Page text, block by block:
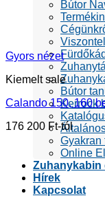
Bútor
Bútor
Kerrock
Gyakran
Online
Zuhanykabin
Hírek
Kapcsolat
Gyors nézet
Kiemelt sale
Calando 150, 160
176 200 Ft